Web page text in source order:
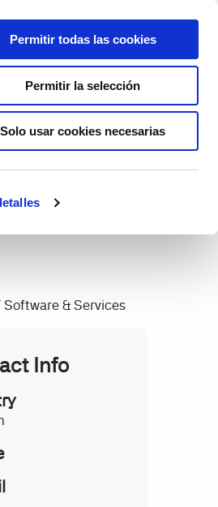
Permitir todas las cookies
Permitir la selección
Solo usar cookies necesarias
Get a free trial
Info